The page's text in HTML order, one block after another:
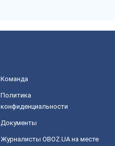
Команда
Политика
конфиденциальности
Документы
Журналисты OBOZ.UA на месте